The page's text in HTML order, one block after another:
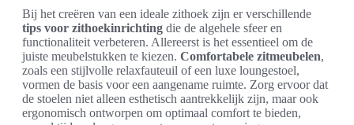
Bij het creëren van een ideale zithoek zijn er verschillende
tips voor zithoekinrichting die de algehele sfeer en
functionaliteit verbeteren. Allereerst is het essentieel om de
juiste meubelstukken te kiezen. Comfortabele zitmeubelen,
zoals een stijlvolle relaxfauteuil of een luxe loungestoel,
vormen de basis voor een aangename ruimte. Zorg ervoor dat
de stoelen niet alleen esthetisch aantrekkelijk zijn, maar ook
ergonomisch ontworpen om optimaal comfort te bieden,